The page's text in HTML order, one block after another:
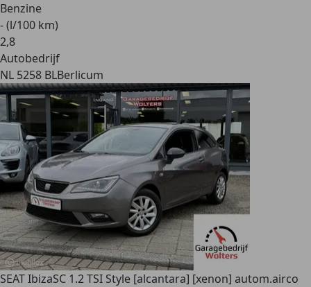
Benzine
- (l/100 km)
2,8
Autobedrijf
NL 5258 BLBerlicum
SEAT IbizaSC 1.2 TSI Style [alcantara] [xenon] autom.airco